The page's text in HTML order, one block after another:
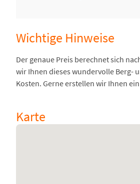
Wichtige Hinweise
Der genaue Preis berechnet sich
wir Ihnen dieses wundervolle Berg-
Kosten. Gerne erstellen wir Ihnen
Karte